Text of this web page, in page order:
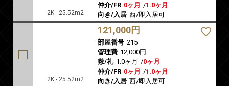
2K - 25.52m2
仲介/FR 0ヶ月 /1.0ヶ月
向き/入居 西/即入居可
2K - 25.52m2
121,000円
部屋番号 215
管理費 12,000円
敷/礼 1.0ヶ月 /0ヶ月
仲介/FR 0ヶ月 /1.0ヶ月
向き/入居 西/即入居可